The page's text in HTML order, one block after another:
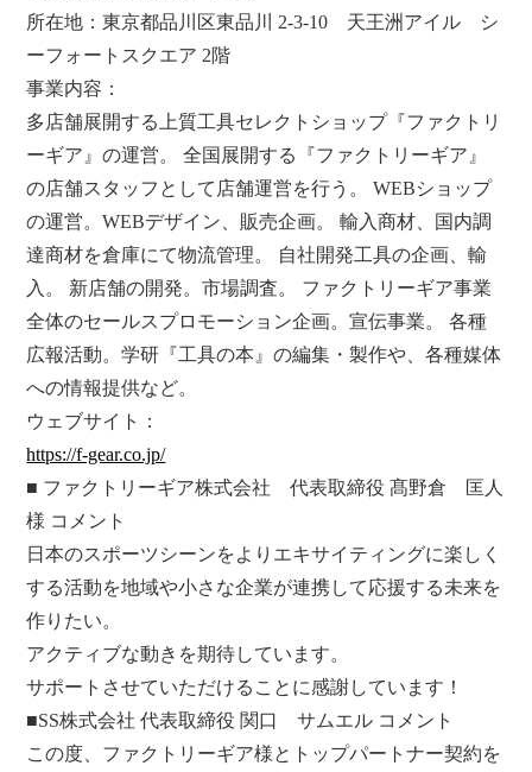
所在地：東京都品川区東品川 2-3-10 天王洲アイル シ
ーフォートスクエア 2階
事業内容：
多店舗展開する上質工具セレクトショップ『ファクトリ
ーギア』の運営。 全国展開する『ファクトリーギア』
の店舗スタッフとして店舗運営を行う。 WEBショップ
の運営。WEBデザイン、販売企画。 輸入商材、国内調
達商材を倉庫にて物流管理。 自社開発工具の企画、輸
入。 新店舗の開発。市場調査。 ファクトリーギア事業
全体のセールスプロモーション企画。宣伝事業。 各種
広報活動。学研『工具の本』の編集・製作や、各種媒体
への情報提供など。
ウェブサイト：
https://f-gear.co.jp/
■ ファクトリーギア株式会社 代表取締役 髙野倉 匡人
様 コメント
日本のスポーツシーンをよりエキサイティングに楽しく
する活動を地域や小さな企業が連携して応援する未来を
作りたい。
アクティブな動きを期待しています。
サポートさせていただけることに感謝しています！
■SS株式会社 代表取締役 関口 サムエル コメント
この度、ファクトリーギア様とトップパートナー契約を